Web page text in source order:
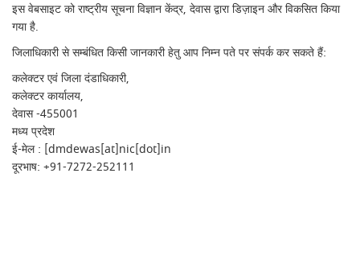
इस वेबसाइट को राष्ट्रीय सूचना विज्ञान केंद्र, देवास द्वारा डिज़ाइन और विकसित किया
गया है.
जिलाधिकारी से सम्बंधित किसी जानकारी हेतु आप निम्न पते पर संपर्क कर सकते हैं:
कलेक्टर एवं जिला दंडाधिकारी,
कलेक्टर कार्यालय,
देवास -455001
मध्य प्रदेश
ई-मेल : [dmdewas[at]nic[dot]in
दूरभाष: +91-7272-252111